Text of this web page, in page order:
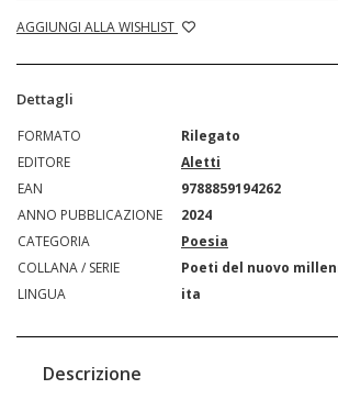
AGGIUNGI ALLA WISHLIST
Dettagli
FORMATO
Rilegato
EDITORE
Aletti
EAN
9788859194262
ANNO PUBBLICAZIONE
2024
CATEGORIA
Poesia
COLLANA / SERIE
Poeti del nuovo
LINGUA
ita
Descrizione